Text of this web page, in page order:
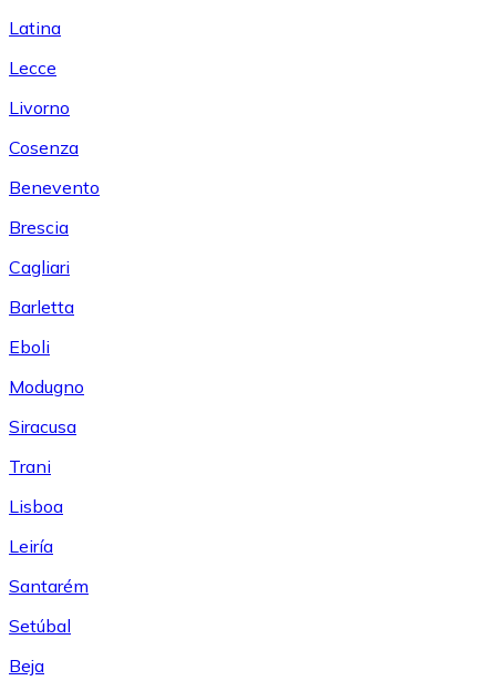
Latina
Lecce
Livorno
Cosenza
Benevento
Brescia
Cagliari
Barletta
Eboli
Modugno
Siracusa
Trani
Lisboa
Leiría
Santarém
Setúbal
Beja